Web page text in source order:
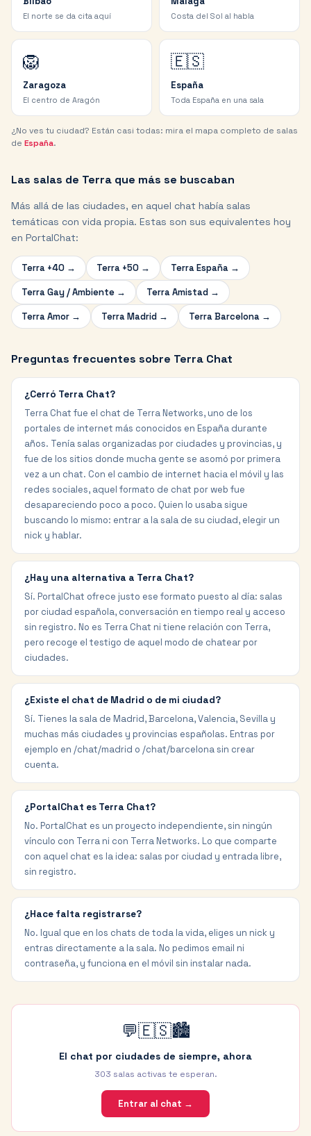
El norte se da cita aquí Costa del Sol al habla
🦁
Zaragoza
El centro de Aragón
🇪🇸
España
Toda España en una sala
¿No ves tu ciudad? Están casi todas: mira el mapa completo de salas
de España.
Las salas de Terra que más se buscaban
Más allá de las ciudades, en aquel chat había salas
temáticas con vida propia. Estas son sus equivalentes hoy
en PortalChat:
Terra +40 → Terra +50 → Terra España →
Terra Gay / Ambiente → Terra Amistad →
Terra Amor → Terra Madrid → Terra Barcelona →
Preguntas frecuentes sobre Terra Chat
¿Cerró Terra Chat?
Terra Chat fue el chat de Terra Networks, uno de los
portales de internet más conocidos en España durante
años. Tenía salas organizadas por ciudades y provincias, y
fue de los sitios donde mucha gente se asomó por primera
vez a un chat. Con el cambio de internet hacia el móvil y las
redes sociales, aquel formato de chat por web fue
desapareciendo poco a poco. Quien lo usaba sigue
buscando lo mismo: entrar a la sala de su ciudad, elegir un
nick y hablar.
¿Hay una alternativa a Terra Chat?
Sí. PortalChat ofrece justo ese formato puesto al día: salas
por ciudad española, conversación en tiempo real y acceso
sin registro. No es Terra Chat ni tiene relación con Terra,
pero recoge el testigo de aquel modo de chatear por
ciudades.
¿Existe el chat de Madrid o de mi ciudad?
Sí. Tienes la sala de Madrid, Barcelona, Valencia, Sevilla y
muchas más ciudades y provincias españolas. Entras por
ejemplo en /chat/madrid o /chat/barcelona sin crear
cuenta.
¿PortalChat es Terra Chat?
No. PortalChat es un proyecto independiente, sin ningún
vínculo con Terra ni con Terra Networks. Lo que comparte
con aquel chat es la idea: salas por ciudad y entrada libre,
sin registro.
¿Hace falta registrarse?
No. Igual que en los chats de toda la vida, eliges un nick y
entras directamente a la sala. No pedimos email ni
contraseña, y funciona en el móvil sin instalar nada.
💬🇪🇸🏙️
El chat por ciudades de siempre, ahora
303 salas activas te esperan.
Entrar al chat →